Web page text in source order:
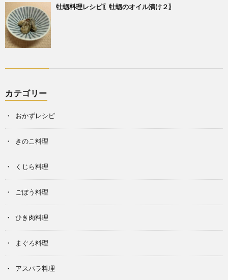
牡蛎料理レシピ〖牡蛎のオイル漬け２〗
カテゴリー
おかずレシピ
きのこ料理
くじら料理
ごぼう料理
ひき肉料理
まぐろ料理
アスパラ料理